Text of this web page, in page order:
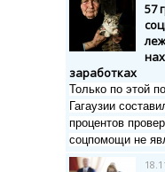
57
заработках
Только по этой
Гагаузии
процентов
соцпомощи не